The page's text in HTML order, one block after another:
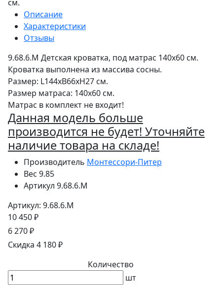
Описание
Характеристики
Отзывы
9.68.6.М Детская кроватка, под матрас 140х60 см.
Кроватка выполнена из массива сосны.
Размер: L144хB66хH27 см.
Размер матраса: 140х60 см.
Матрас в комплект не входит!
Данная модель больше
производится не будет! Уточняйте
наличие товара на складе!
Производитель Монтессори-Питер
Вес 9.85
Артикул 9.68.6.М
Артикул: 9.68.6.М
10 450 ₽
6 270 ₽
Скидка 4 180 ₽
Количество
шт